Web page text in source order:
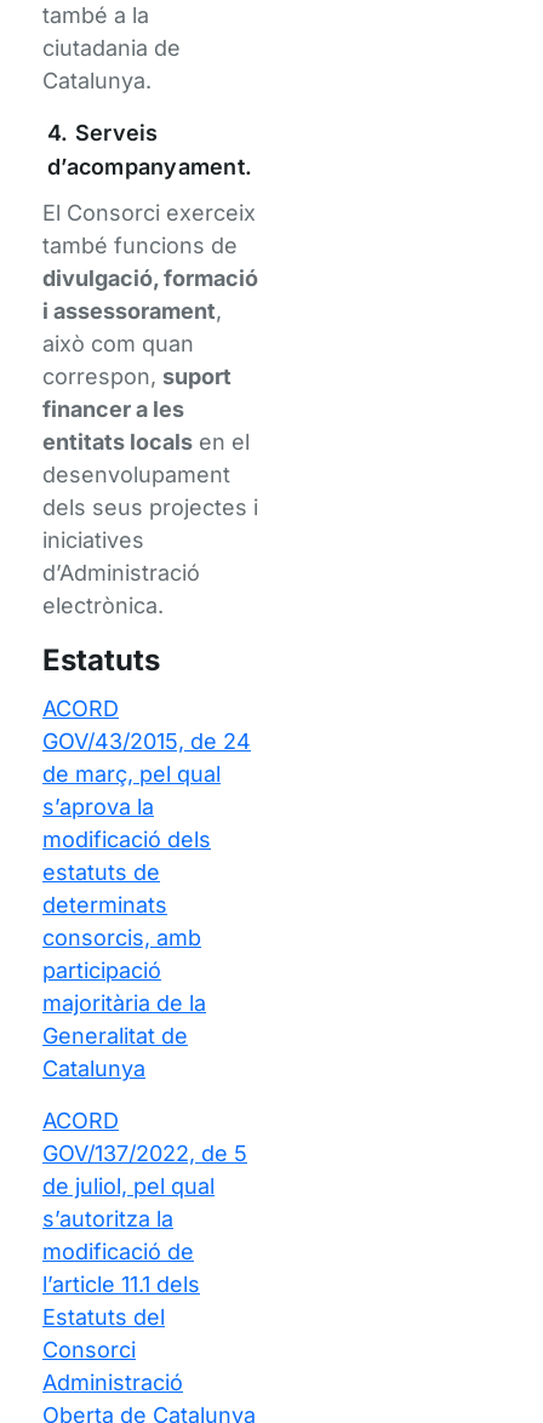
també a la
ciutadania de
Catalunya.
4. Serveis
d’acompanyament.
El Consorci exerceix
també funcions de
divulgació, formació
i assessorament,
això com quan
correspon, suport
financer a les
entitats locals en el
desenvolupament
dels seus projectes i
iniciatives
d’Administració
electrònica.
Estatuts
ACORD
GOV/43/2015, de 24
de març, pel qual
s’aprova la
modificació dels
estatuts de
determinats
consorcis, amb
participació
majoritària de la
Generalitat de
Catalunya
ACORD
GOV/137/2022, de 5
de juliol, pel qual
s’autoritza la
modificació de
l’article 11.1 dels
Estatuts del
Consorci
Administració
Oberta de Catalunya